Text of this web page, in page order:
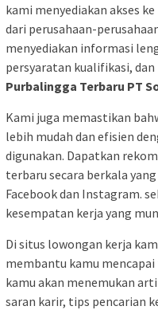
kami menyediakan akses
dari perusahaan-
menyediakan informasi
persyaratan kualifikasi, dan
Purbalingga Terbaru PT
Kami juga memastikan
lebih mudah dan efisien
digunakan. Dapatkan
terbaru secara berkala
Facebook dan Instagram.
kesempatan kerja yang
Di situs lowongan kerja
membantu kamu
kamu akan menemukan
saran karir, tips pencarian